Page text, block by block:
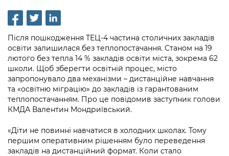
Проєкти розпоряджень, що
перебувають на погодженні КМВА
Рішення Київради
Контактна інформація
Графік роботи та прийому громадян
Вакансії
Статистика
Освіта та навчальні заклади
Навколишнє середовище міста
Містобудування та земельні ділянки
Культура, спорт, дозвілля
Бізнес та ліцензування
Фінанси та бюджет
Громадська експертиза
Консультації з громадськістю
Громадська рада
Петиції
Відкритий бюджет
Контактний центр
Інформація з обмеженим доступом
Подати запит онлайн
Проекти нормативно-правових та
інших актів
Нормативна база
інформацію
Порядок оскарження рішень, дій чи
Медіагалерея
Підписатися на новини та анонси від
КМДА / Subscribe to announcements
from the KCSA
Порядок акредитації медіа /
Accreditation process
Подати журналістський запит /
Зйомки в лікарнях в умовах воєнного
Портал Послуг
Після пошкодження ТЕЦ-4 частина столичних закладів
освіти залишилася без теплопостачання. Станом на 19
лютого без тепла 14 % закладів освіти міста, зокрема 62
школи. Щоб зберегти освітній процес, місто
запропонувало два механізми – дистанційне навчання
та «освітню міграцію» до закладів із гарантованим
теплопостачанням. Про це повідомив заступник голови
КМДА Валентин Мондриївський.
«Діти не повинні навчатися в холодних школах. Тому
першим оперативним рішенням було переведення
закладів на дистанційний формат. Коли стало